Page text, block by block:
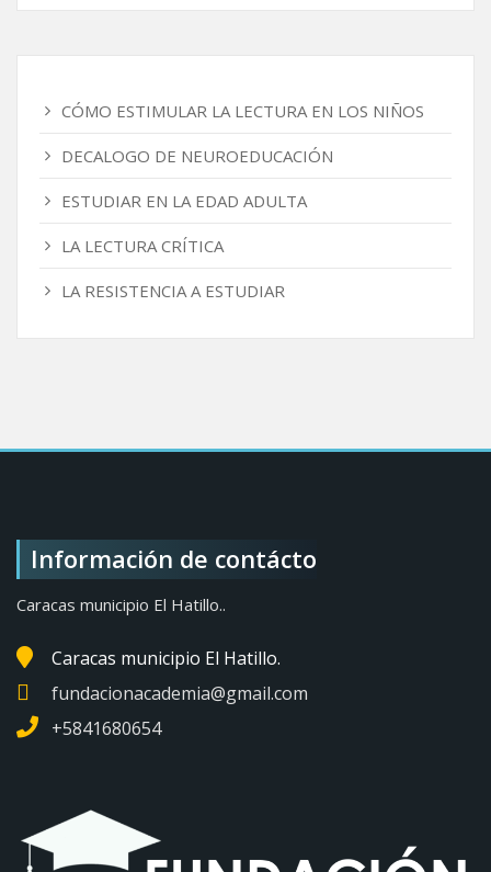
CÓMO ESTIMULAR LA LECTURA EN LOS NIÑOS
DECALOGO DE NEUROEDUCACIÓN
ESTUDIAR EN LA EDAD ADULTA
LA LECTURA CRÍTICA
LA RESISTENCIA A ESTUDIAR
Información de contácto
Caracas municipio El Hatillo..
Caracas municipio El Hatillo.
fundacionacademia@gmail.com
+5841680654